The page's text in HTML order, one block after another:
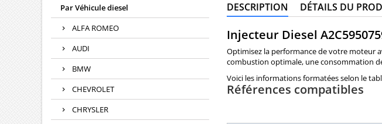
Par Véhicule diesel
ALFA ROMEO
AUDI
BMW
CHEVROLET
CHRYSLER
DESCRIPTION DÉTAILS DU
Injecteur Diesel
Optimisez la performance de votre moteur
combustion optimale, une consommation
Voici les informations formatées selon le
Références compatibles